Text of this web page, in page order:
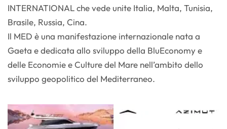
INTERNATIONAL che vede unite Italia, Malta, Tunisia,
Brasile, Russia, Cina.
Il MED è una manifestazione internazionale nata a
Gaeta e dedicata allo sviluppo della BluEconomy e
delle Economie e Culture del Mare nell’ambito dello
sviluppo geopolitico del Mediterraneo.